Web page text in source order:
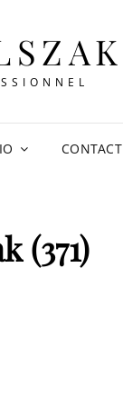
CONTACT
(371)